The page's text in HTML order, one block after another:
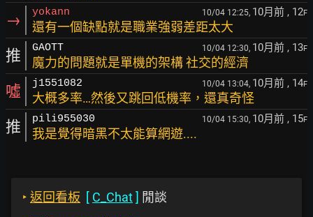
→ yokann 10/04 12:25, 10月前 , 12F
還有一個缺點就是職業強弱差距太大
推 GAOTT 10/04 12:30, 10月前 , 13F
魔力的問題就是單機的架構 社交的經濟
噓 j1551082 10/04 13:04, 10月前 , 14F
大概多率…然後又跳回低機率，還真奇怪
推 pili955030 10/04 15:30, 10月前 , 15F
我是覺得暗黑不太能算網遊....
‣ 返回看板 [ C_Chat] 閒談